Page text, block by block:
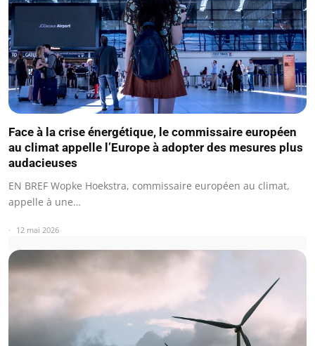
Face à la crise énergétique, le commissaire européen
au climat appelle l’Europe à adopter des mesures plus
audacieuses
EN BREF Wopke Hoekstra, commissaire européen au climat,
appelle à une…
12 mai 2026